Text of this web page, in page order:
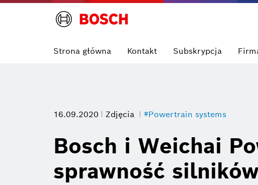
Strona główna Kontakt Subskrypcja
16.09.2020 Zdjęcia #Powertrain systems
Bosch i Weichai
sprawność